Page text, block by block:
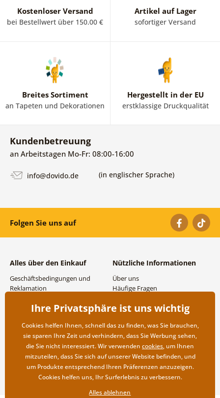
Kostenloser Versand
bei Bestellwert über 150.00 €
Artikel auf Lager
sofortiger Versand
Breites Sortiment
an Tapeten und Dekorationen
Hergestellt in der EU
erstklassige Druckqualität
Kundenbetreuung
an Arbeitstagen Mo-Fr: 08:00-16:00
info@dovido.de (in englischer Sprache)
Folgen Sie uns auf
Alles über den Einkauf
Geschäftsbedingungen und
Reklamation
Versand- und
Rücksendung der Ware
Nützliche Informationen
Über uns
Häufige Fragen
Großhandel und
Ihre Privatsphäre ist uns wichtig
Cookies helfen Ihnen, schnell das zu finden, was Sie brauchen,
sie sparen Ihre Zeit und verhindern, dass Sie Werbung sehen,
die Sie nicht interessiert. Wir verwenden cookies, um Ihnen
mitzuteilen, dass Sie sich auf unserer Website befinden, und
um Produkte entsprechend Ihren Präferenzen anzuzeigen.
Cookies helfen uns, Ihr Surferlebnis zu verbessern.
Alles ablehnen